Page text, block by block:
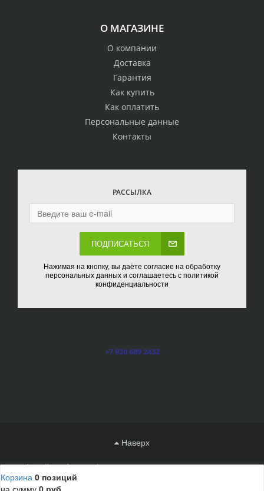
О МАГАЗИНЕ
О компании
Доставка
Гарантия
Как купить
Как оплатить
Персональные данные
Контакты
РАССЫЛКА
ПОДПИСАТЬСЯ
Нажимая на кнопку, вы даёте согласие на обработку
персональных данных и соглашаетесь с политикой
конфиденциальности
+7 920 689 2432
Наверх
http://tver.dorus.ru/:Стекло и тент для моторной лодки
Корзина 0 позиций
на сумму 0 руб.
Мы используем cookies, чтобы вам было удобно работать